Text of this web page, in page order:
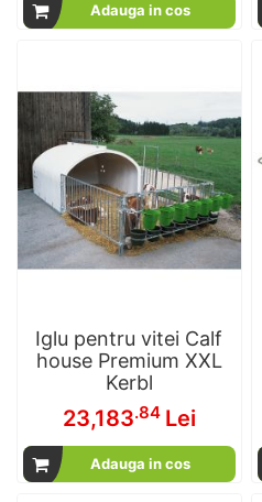
Adauga in cos
Iglu pentru vitei Calf
house Premium XXL
Kerbl
23,183.84 Lei
Adauga in cos